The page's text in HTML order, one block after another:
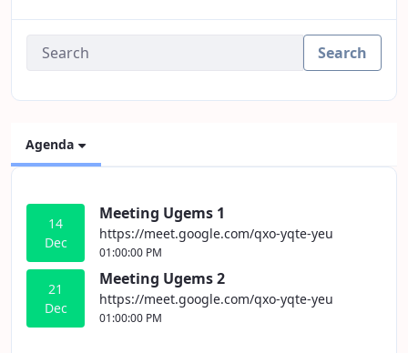
Search
Agenda
14
Dec
Meeting Ugems 1
https://meet.google.com/qxo-yqte-yeu
01:00:00 PM
21
Dec
Meeting Ugems 2
https://meet.google.com/qxo-yqte-yeu
01:00:00 PM